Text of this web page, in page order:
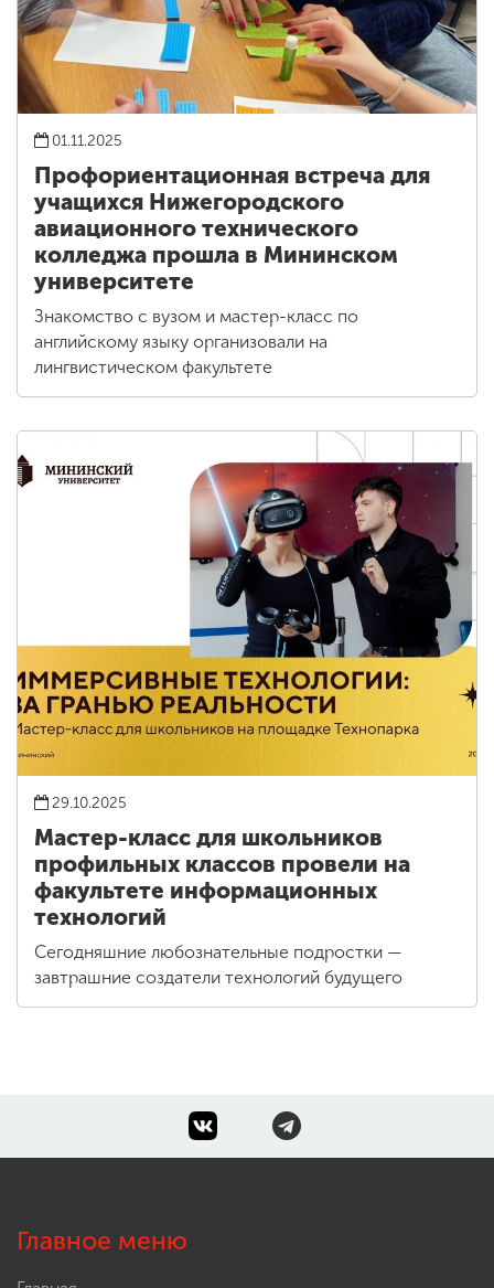
01.11.2025
Профориентационная встреча для
учащихся Нижегородского
авиационного технического
колледжа прошла в Мининском
университете
Знакомство с вузом и мастер-класс по
английскому языку организовали на
лингвистическом факультете
29.10.2025
Мастер-класс для школьников
профильных классов провели на
факультете информационных
технологий
Сегодняшние любознательные подростки —
завтрашние создатели технологий будущего
Главное меню